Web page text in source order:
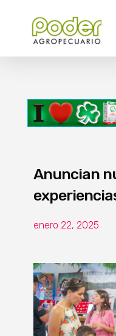
Anuncian
enero 22, 2025